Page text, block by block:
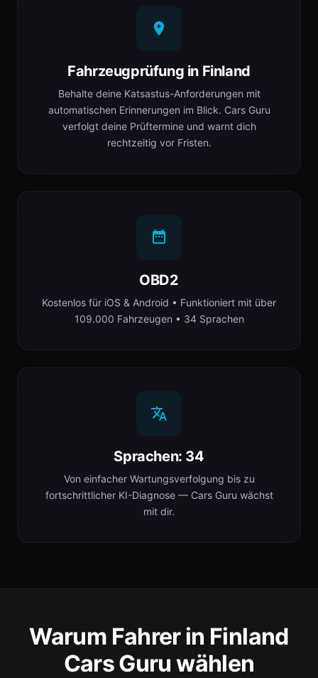
Fahrzeugprüfung in Finland
Behalte deine Katsastus-Anforderungen mit
automatischen Erinnerungen im Blick. Cars Guru
verfolgt deine Prüftermine und warnt dich
rechtzeitig vor Fristen.
OBD2
Kostenlos für iOS & Android • Funktioniert mit über
109.000 Fahrzeugen • 34 Sprachen
Sprachen: 34
Von einfacher Wartungsverfolgung bis zu
fortschrittlicher KI-Diagnose — Cars Guru wächst
mit dir.
Warum Fahrer in Finland
Cars Guru wählen